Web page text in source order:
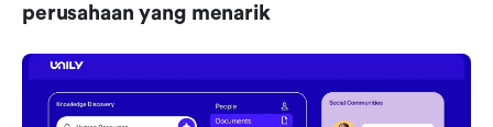
perusahaan yang menarik